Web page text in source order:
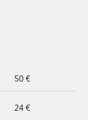
50 €
24 €